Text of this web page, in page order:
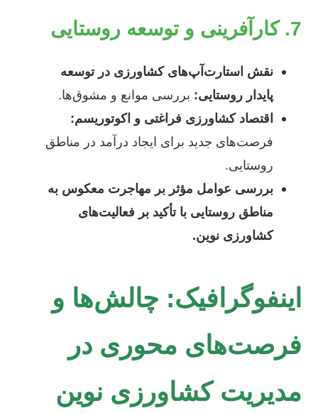
7. کارآفرینی و توسعه روستایی
نقش استارت‌آپ‌های کشاورزی در توسعه
پایدار روستایی: بررسی موانع و مشوق‌ها.
اقتصاد کشاورزی فراغتی و اکوتوریسم:
فرصت‌های جدید برای ایجاد درآمد در مناطق
روستایی.
بررسی عوامل مؤثر بر مهاجرت معکوس به
مناطق روستایی با تأکید بر فعالیت‌های
کشاورزی نوین.
اینفوگرافیک: چالش‌ها و
فرصت‌های محوری در
مدیریت کشاورزی نوین